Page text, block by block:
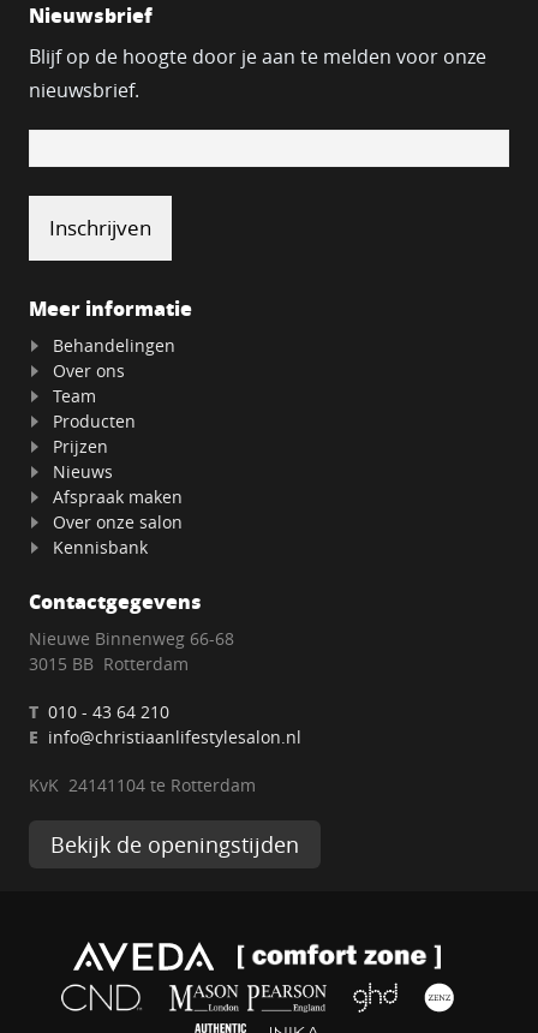
Nieuwsbrief
Blijf op de hoogte door je aan te melden voor onze
nieuwsbrief.
Meer informatie
Behandelingen
Over ons
Team
Producten
Prijzen
Nieuws
Afspraak maken
Over onze salon
Kennisbank
Contactgegevens
Nieuwe Binnenweg 66-68
3015 BB Rotterdam
T 010 - 43 64 210
E info@christiaanlifestylesalon.nl
KvK 24141104 te Rotterdam
Bekijk de openingstijden